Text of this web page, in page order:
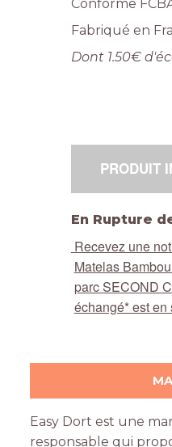
Conforme
Fabriqué en
Dont 1.50€
PRODUIT
En Rupture
Recevez une
Matelas
parc SECOND
échangé* est en
Easy Dort est une
responsable qui